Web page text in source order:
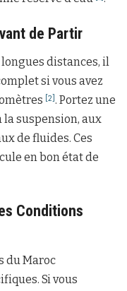
de Partir
distances, il
si vous avez
[2] . Portez une
suspension, aux
de fluides. Ces
en bon état de
Conditions
du Maroc
Si vous